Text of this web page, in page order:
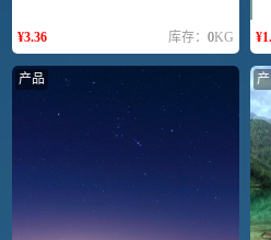
¥3.36 库存： 0KG ¥
产品